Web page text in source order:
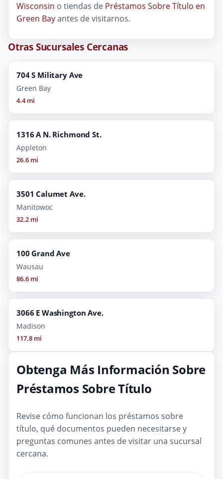
Wisconsin o tiendas de Préstamos Sobre Título en
Green Bayantes de visitarnos.
Otras Sucursales Cercanas
704 S Military Ave
Green Bay
4.4 mi
1316 A N. Richmond St.
Appleton
26.6 mi
3501 Calumet Ave.
Manitowoc
32.2 mi
100 Grand Ave
Wausau
86.6 mi
3066 E Washington Ave.
Madison
117.8 mi
Obtenga Más Información Sobre
Préstamos Sobre Título
Revise cómo funcionan los préstamos sobre
título, qué documentos pueden necesitarse y
preguntas comunes antes de visitar una sucursal
cercana.